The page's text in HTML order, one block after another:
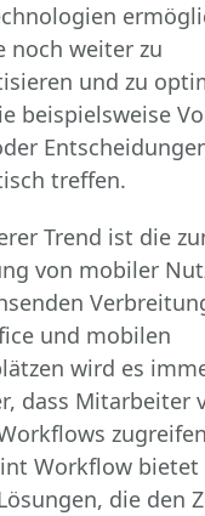
noch weiter zu
und zu
beispielsweise
treffen.
Trend ist die
von mobiler
und mobilen
wird es
dass Mitarbeiter
Workflow
die den